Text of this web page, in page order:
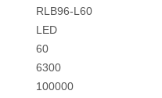
RLB96-L60
LED
60
6300
100000